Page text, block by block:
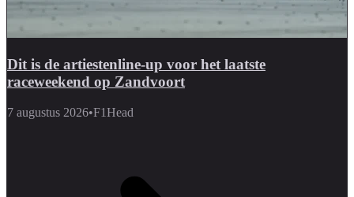
Dit is de artiestenline-up voor het laatste
raceweekend op Zandvoort
7 augustus 2026•F1Head